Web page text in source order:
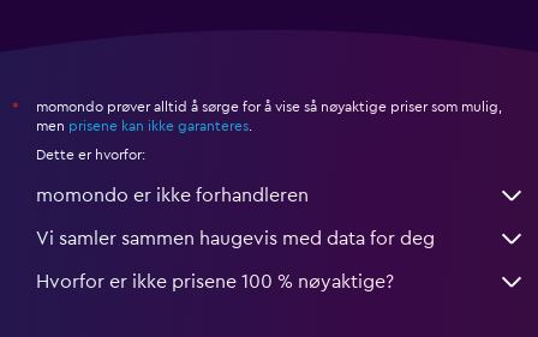
*
momondo prøver alltid å sørge for å vise så nøyaktige priser som mulig,
men prisene kan ikke garanteres
Dette er hvorfor:
momondo er ikke forhandleren
Vi samler sammen haugevis med data for deg
Hvorfor er ikke prisene 100 % nøyaktige?